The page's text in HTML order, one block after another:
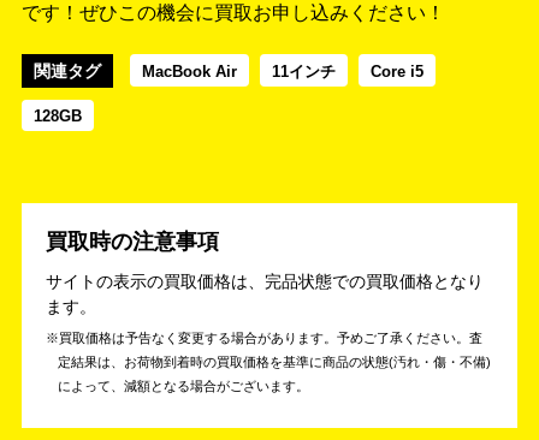
です！ ぜひこの機会に買取お申し込みください！
関連タグ MacBook Air 11インチ Core i5
128GB
買取時の注意事項
サイトの表示の買取価格は、完品状態での買取価格となり
ます。
買取価格は予告なく変更する場合があります。予めご了承ください。 査
定結果は、お荷物到着時の買取価格を基準に商品の状態(汚れ・傷・不備)
によって、減額となる場合がございます。